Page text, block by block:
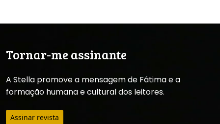
Tornar-me assinante
A Stella promove a mensagem de Fátima e a
formação humana e cultural dos leitores.
Assinar revista